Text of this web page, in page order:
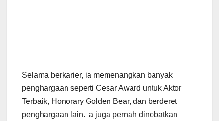
Selama berkarier, ia memenangkan banyak
penghargaan seperti Cesar Award untuk Aktor
Terbaik, Honorary Golden Bear, dan berderet
penghargaan lain. Ia juga pernah dinobatkan